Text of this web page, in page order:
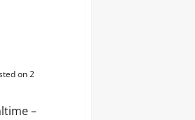
on 2
–